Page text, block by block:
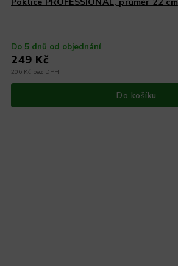
Do 5 dnů od objednání
206 Kč bez DPH
249 Kč
Do košíku